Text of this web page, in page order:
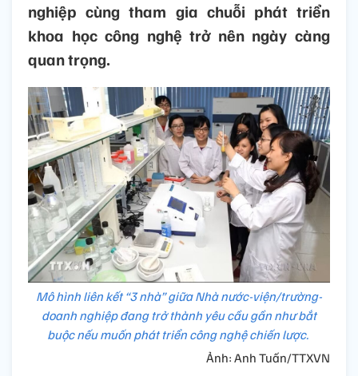
nghiệp cùng tham gia chuỗi phát triển
khoa học công nghệ trở nên ngày càng
quan trọng.
Mô hình liên kết “3 nhà” giữa Nhà nước-viện/trường-
doanh nghiệp đang trở thành yêu cầu gần như bắt
buộc nếu muốn phát triển công nghệ chiến lược.
Ảnh: Anh Tuấn/TTXVN